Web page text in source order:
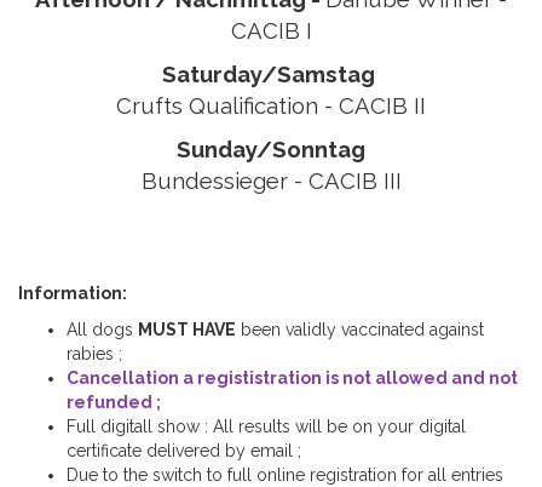
CACIB I
Saturday/Samstag
Crufts Qualification - CACIB II
Sunday/Sonntag
Bundessieger - CACIB III
Information:
All dogs MUST HAVE been validly vaccinated against
rabies ;
Cancellation a regististration is not allowed and not
refunded ;
Full digitall show : All results will be on your digital
certificate delivered by email ;
Due to the switch to full online registration for all entries